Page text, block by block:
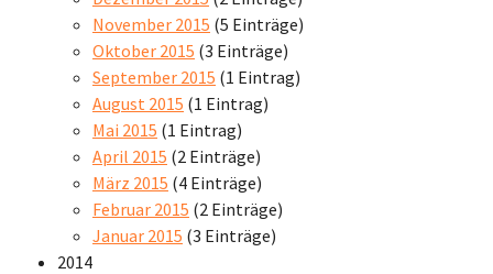
November 2015 (5 Einträge)
Oktober 2015 (3 Einträge)
September 2015 (1 Eintrag)
August 2015 (1 Eintrag)
Mai 2015 (1 Eintrag)
April 2015 (2 Einträge)
März 2015 (4 Einträge)
Februar 2015 (2 Einträge)
Januar 2015 (3 Einträge)
2014